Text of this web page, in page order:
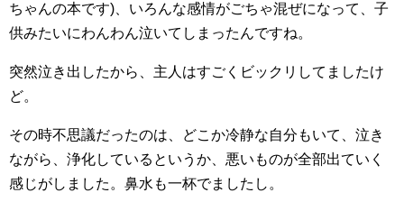
ちゃんの本です)、いろんな感情がごちゃ混ぜになって、子
供みたいにわんわん泣いてしまったんですね。
突然泣き出したから、主人はすごくビックリしてましたけ
ど。
その時不思議だったのは、どこか冷静な自分もいて、泣き
ながら、浄化しているというか、悪いものが全部出ていく
感じがしました。鼻水も一杯でましたし。